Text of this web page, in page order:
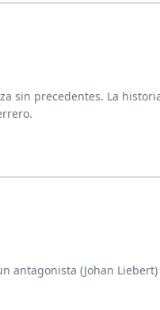
sin precedentes. La
antagonista (Johan